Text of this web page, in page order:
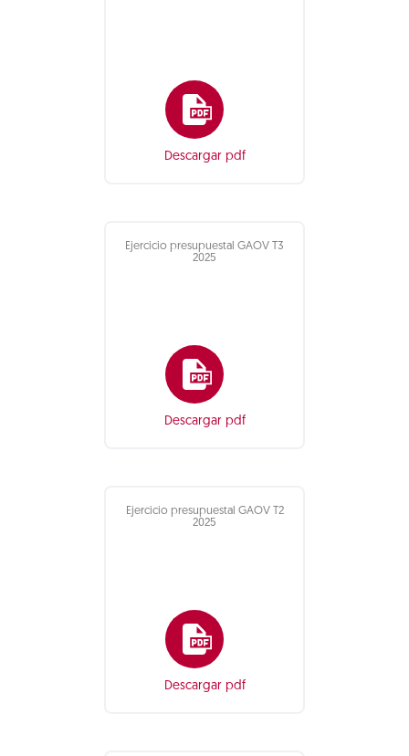
Descargar pdf
Ejercicio presupuestal GAOV T3
2025
Descargar pdf
Ejercicio presupuestal GAOV T2
2025
Descargar pdf